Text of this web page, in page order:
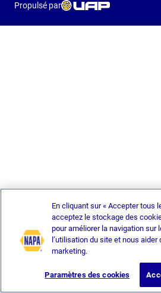
Propulsé par
En cliquant sur « Accepter tous
acceptez le stockage des
pour améliorer la navigation sur
l’utilisation du site et nous
marketing.
Paramètres des cookies